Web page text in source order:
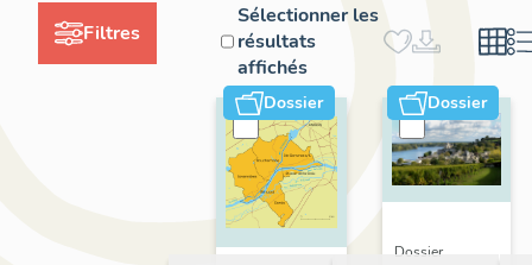
Filtres
Sélectionner les
résultats
affichés
Dossier Dossier
Dossier